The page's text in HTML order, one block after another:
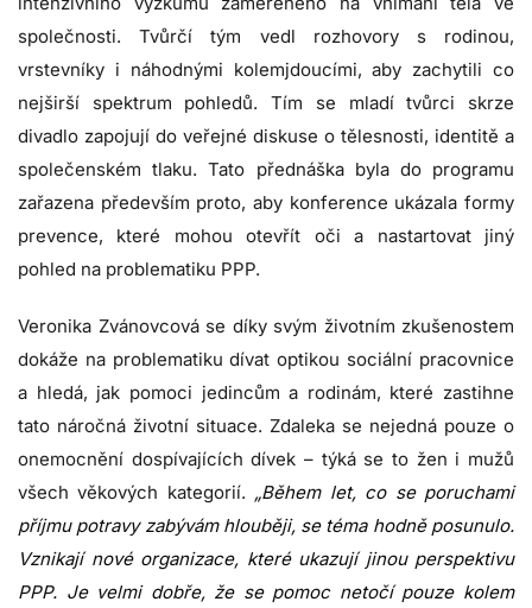
společnosti. Tvůrčí tým vedl rozhovory s rodinou,
vrstevníky i náhodnými kolemjdoucími, aby zachytili co
nejširší spektrum pohledů. Tím se mladí tvůrci skrze
divadlo zapojují do veřejné diskuse o tělesnosti, identitě a
společenském tlaku. Tato přednáška byla do programu
zařazena především proto, aby konference ukázala formy
prevence, které mohou otevřít oči a nastartovat jiný
pohled na problematiku PPP.
Veronika Zvánovcová se díky svým životním zkušenostem
dokáže na problematiku dívat optikou sociální pracovnice
a hledá, jak pomoci jedincům a rodinám, které zastihne
tato náročná životní situace. Zdaleka se nejedná pouze o
onemocnění dospívajících dívek – týká se to žen i mužů
všech věkových kategorií. „Během let, co se poruchami
příjmu potravy zabývám hlouběji, se téma hodně posunulo.
Vznikají nové organizace, které ukazují jinou perspektivu
PPP. Je velmi dobře, že se pomoc netočí pouze kolem